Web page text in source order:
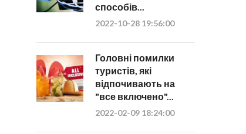
способів...
2022-10-28 19:56:00
Головні помилки
туристів, які
відпочивають на
"все включено"...
2022-02-09 18:24:00